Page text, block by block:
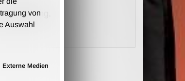
Bestellung.
von
Auswahl
Externe Medien